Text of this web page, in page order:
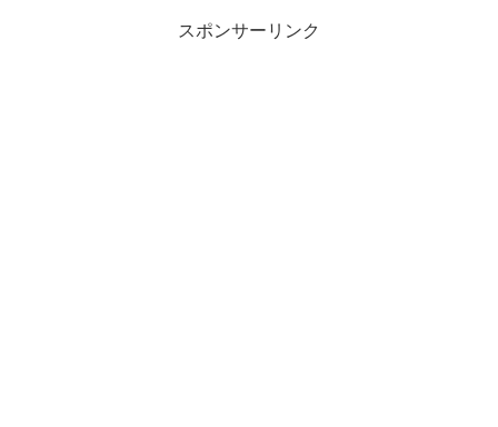
スポンサーリンク